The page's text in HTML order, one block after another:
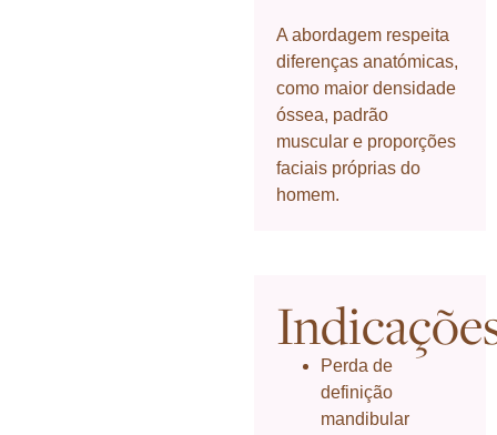
A abordagem respeita
diferenças anatómicas,
como maior densidade
óssea, padrão
muscular e proporções
faciais próprias do
homem.
Perda de
definição
mandibular